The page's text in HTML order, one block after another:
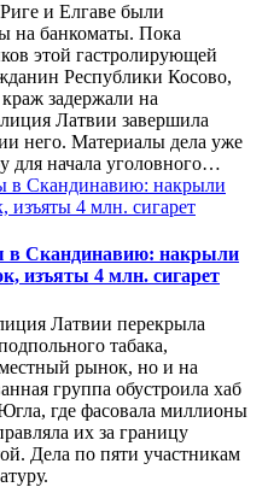
и Елгаве были
на банкоматы. Пока
этой гастролирующей
Республики Косово,
задержали на
Латвии завершила
него. Материалы дела уже
для начала уголовного…
в Скандинавию: накрыли
изъяты 4 млн. сигарет
Латвии перекрыла
табака,
рынок, но и на
группа обустроила хаб
где фасовала миллионы
их за границу
Дела по пяти участникам